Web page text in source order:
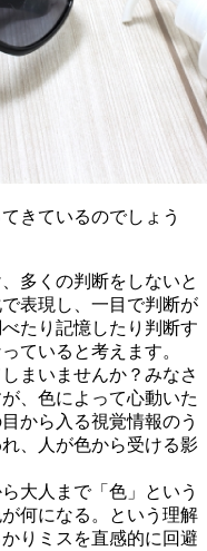
きているのでしょう
多くの判断をしないと
表現し、一目で判断が
たり記憶したり判断す
ていると考えます。
まいませんか？みなさ
、色によって心動いた
から入る視覚情報のう
、人が色から受ける影
大人まで「色」という
何になる。という理解
りミスを直感的に回避